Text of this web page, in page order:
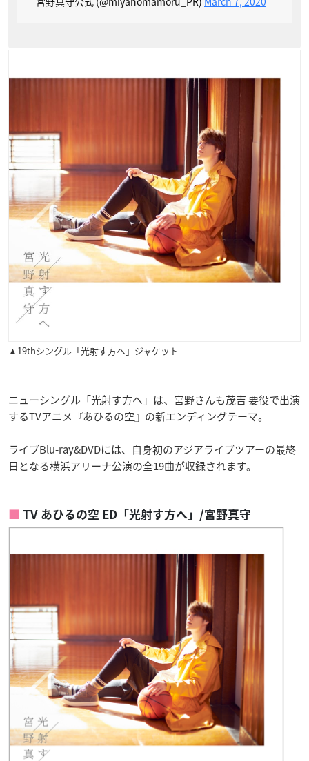
▲19thシングル「光射す方へ」ジャケット
ニューシングル「光射す方へ」は、宮野さんも茂吉 要役で出演
するTVアニメ『あひるの空』の新エンディングテーマ。
ライブBlu-ray&DVDには、自身初のアジアライブツアーの最終
日となる横浜アリーナ公演の全19曲が収録されます。
TV あひるの空 ED「光射す方へ」/宮野真守